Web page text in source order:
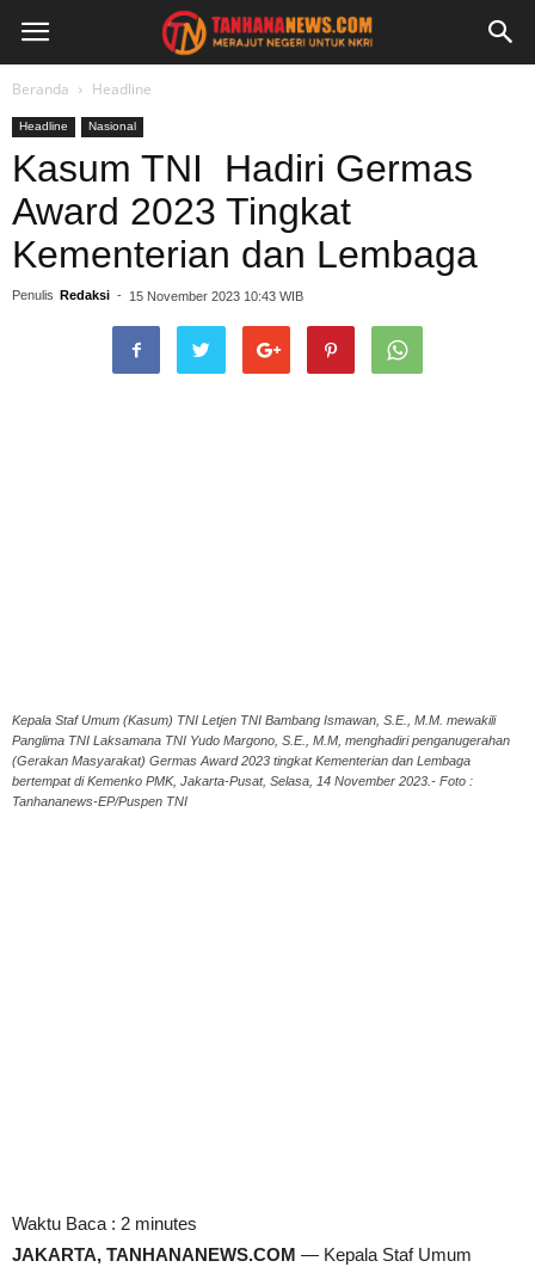
Beranda Headline
Headline Nasional
Kasum TNI Hadiri Germas
Award 2023 Tingkat
Kementerian dan Lembaga
Penulis Redaksi - 15 November 2023 10:43 WIB
Kepala Staf Umum (Kasum) TNI Letjen TNI Bambang Ismawan, S.E., M.M. mewakili
Panglima TNI Laksamana TNI Yudo Margono, S.E., M.M, menghadiri penganugerahan
(Gerakan Masyarakat) Germas Award 2023 tingkat Kementerian dan Lembaga
bertempat di Kemenko PMK, Jakarta-Pusat, Selasa, 14 November 2023.- Foto :
Tanhananews-EP/Puspen TNI
Waktu Baca : 2 minutes
JAKARTA, TANHANANEWS.COM — Kepala Staf Umum